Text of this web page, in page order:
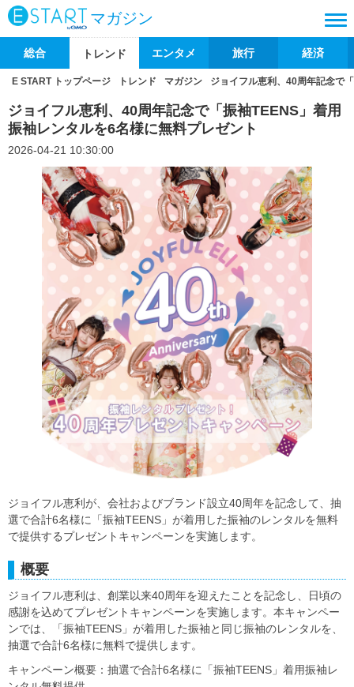
マガジン
総合 トレンド エンタメ 旅行 経済
E START トップページ トレンド マガジン ジョイフル恵利、40周年記念で
ジョイフル恵利、40周年記念で「振袖TEENS」着用
振袖レンタルを6名様に無料プレゼント
2026-04-21 10:30:00
ジョイフル恵利が、会社およびブランド設立40周年を記念して、抽
選で合計6名様に「振袖TEENS」が着用した振袖のレンタルを無料
で提供するプレゼントキャンペーンを実施します。
概要
ジョイフル恵利は、創業以来40周年を迎えたことを記念し、日頃の
感謝を込めてプレゼントキャンペーンを実施します。本キャンペー
ンでは、「振袖TEENS」が着用した振袖と同じ振袖のレンタルを、
抽選で合計6名様に無料で提供します。
キャンペーン概要：抽選で合計6名様に「振袖TEENS」着用振袖レ